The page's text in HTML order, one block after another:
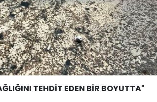
TEHDİT EDEN BİR BOYUTTA"